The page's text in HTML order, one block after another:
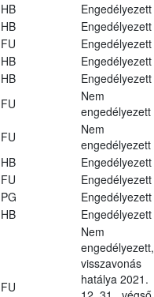
HB Engedélyezett
HB Engedélyezett
FU Engedélyezett
HB Engedélyezett
HB Engedélyezett
FU
Nem
engedélyezett
FU
Nem
engedélyezett
HB Engedélyezett
FU Engedélyezett
PG Engedélyezett
HB Engedélyezett
FU
Nem
engedélyezett,
visszavonás
hatálya 2021.